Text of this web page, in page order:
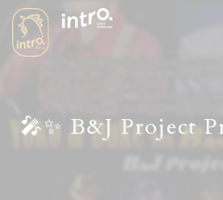
🎤✨ B&J Project